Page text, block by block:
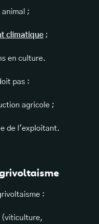
;
climatique ;
en culture.
pas :
agricole ;
de l'exploitant.
:
(viticulture,